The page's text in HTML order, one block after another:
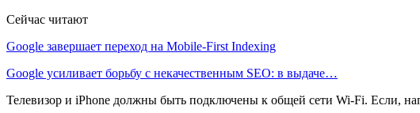
Сейчас читают
Google завершает переход на Mobile-First Indexing
Google усиливает борьбу с некачественным SEO: в выдаче…
Телевизор и iPhone должны быть подключены к общей сети Wi-Fi. Если,